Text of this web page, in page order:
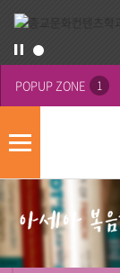
POPUP ZONE 1
모
메
뉴
역